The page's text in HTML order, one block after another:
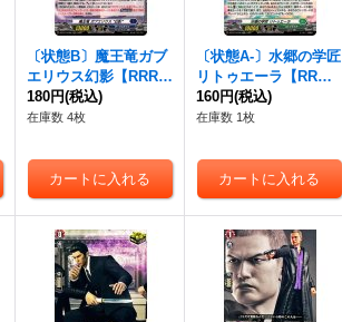
〔状態B〕魔王竜ガブ
エリウス幻影【RRR】
{DZ-BT14/005}《ダー
クステイツ》
180円(税込)
在庫数 4枚
〔状態A-〕水郷の学匠
リトゥエーラ【RR】
{DZ-BT14/040}《スト
イケイア》
160円(税込)
在庫数 1枚